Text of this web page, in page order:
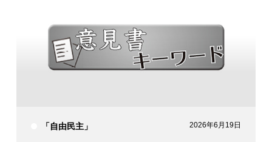
「自由民主」 2026年6月19日